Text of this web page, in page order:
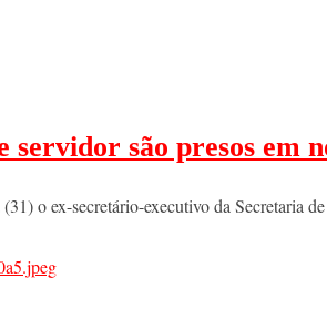
servidor são presos em
o ex-secretário-executivo da